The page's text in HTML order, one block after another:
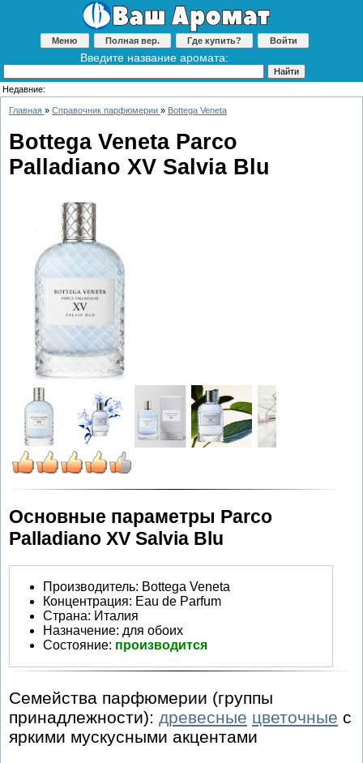
Меню Полная вер. Где купить? Войти
Введите название аромата:
Недавние:
Главная » Справочник парфюмерии » Bottega Veneta
Bottega Veneta Parco
Palladiano XV Salvia Blu
Основные параметры Parco
Palladiano XV Salvia Blu
Производитель: Bottega Veneta
Концентрация: Eau de Parfum
Страна: Италия
Назначение: для обоих
Состояние: производится
Семейства парфюмерии (группы
принадлежности): древесные цветочные с
яркими мускусными акцентами